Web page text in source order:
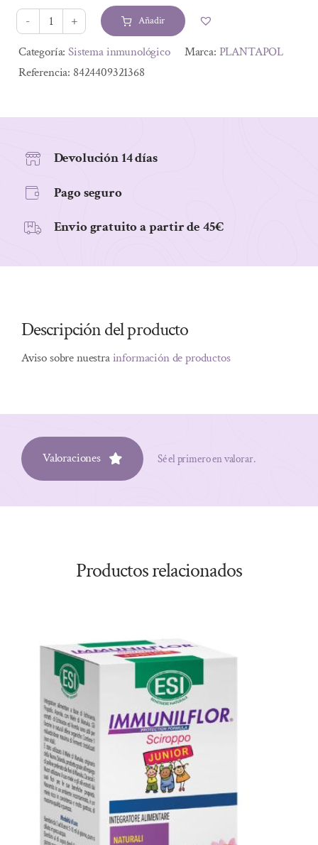
era:
35,00 €.
es:
33,25 €.
CORDYPOL
60
CAPSULAS
Añadir
Alternative:
Categoría:Sistema inmunológico Marca: PLANTAPOL
Referencia: 8424409321368
Devolución 14 días
Pago seguro
Envio gratuito a partir de 45€
Descripción del producto
Aviso sobre nuestrainformación de productos
Valoraciones Sé el primero en valorar.
Productos relacionados